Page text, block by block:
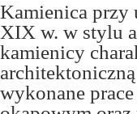
Kamienica przy
XIX w. w stylu
kamienicy
wykonane